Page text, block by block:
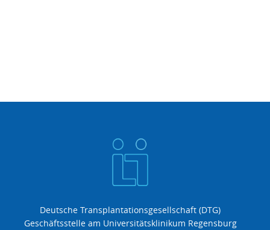
Deutsche Transplantationsgesellschaft (DTG)
Geschäftsstelle am Universitätsklinikum Regensburg